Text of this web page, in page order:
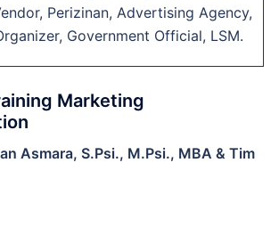
Perizinan, Advertising Agency,
Government Official, LSM.
Marketing
Asmara, S.Psi., M.Psi., MBA & Tim